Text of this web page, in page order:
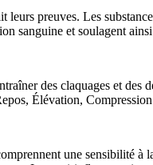
leurs preuves. Les
sanguine et soulagent
des claquages et
Élévation,
une